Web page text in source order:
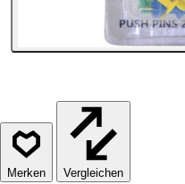
Vergleichen